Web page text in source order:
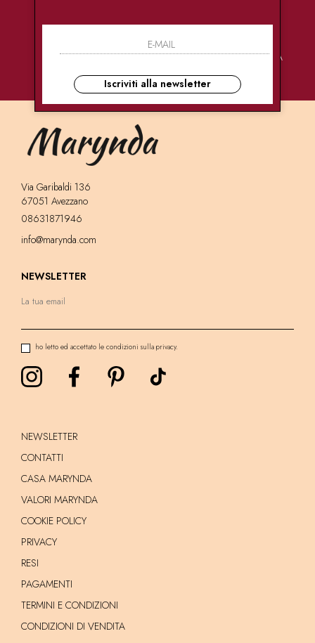
PAGAMENTI
CONSEGNE
ULTRA RAPIDE
ASSISTENZA
Via Garibaldi 136
67051 Avezzano
08631871946
info@marynda.com
NEWSLETTER
ho letto ed accettato le condizioni sulla privacy.
NEWSLETTER
CONTATTI
CASA MARYNDA
VALORI MARYNDA
COOKIE POLICY
PRIVACY
RESI
PAGAMENTI
TERMINI E CONDIZIONI
CONDIZIONI DI VENDITA
Iscriviti alla newsletter